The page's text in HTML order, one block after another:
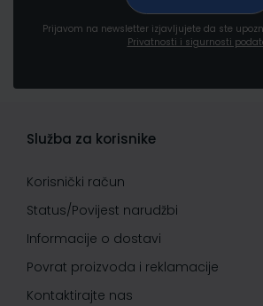
Prijavom na newsletter izjavljujete da ste
Privatnosti i sigurnosti
Služba za korisnike
Korisnički račun
Status/Povijest narudžbi
Informacije o dostavi
Povrat proizvoda i reklamacije
Kontaktirajte nas